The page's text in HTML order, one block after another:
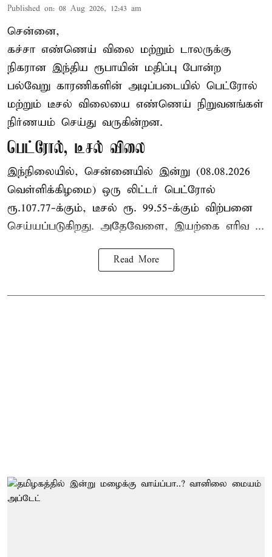
Published on: 08 Aug 2026, 12:43 am
சென்னை,
கச்சா எண்ணெய் விலை மற்றும் டாலருக்கு
நிகரான இந்திய ரூபாயின் மதிப்பு போன்ற
பல்வேறு காரணிகளின் அடிப்படையில் பெட்ரோல்
மற்றும் டீசல் விலையை எண்ணெய் நிறுவனங்கள்
நிர்ணயம் செய்து வருகின்றன.
பெட்ரோல், டீசல் விலை
இந்நிலையில், சென்னையில் இன்று (08.08.2026
வெள்ளிக்கிழமை) ஒரு லிட்டர் பெட்ரோல்
ரூ.107.77-க்கும், டீசல் ரூ. 99.55-க்கும் விற்பனை
செய்யப்படுகிறது. அதேவேளை, இயற்கை எரிவ ...
Read More